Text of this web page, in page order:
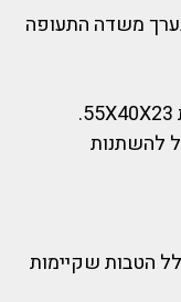
משדה התעופה
הטבות שקיימות